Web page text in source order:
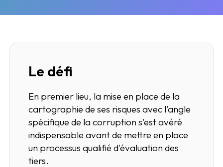
Le défi
En premier lieu, la mise en place de la
cartographie de ses risques avec l'angle
spécifique de la corruption s'est avéré
indispensable avant de mettre en place
un processus qualifié d'évaluation des
tiers.